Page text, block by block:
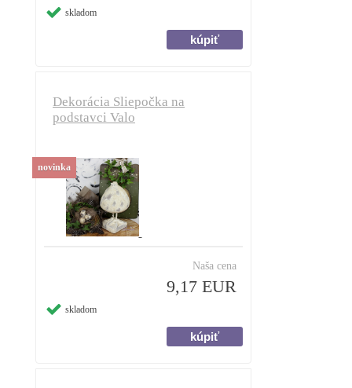
skladom
Dekorácia Sliepočka na
podstavci Valo
Naša cena
9,17 EUR
skladom
novinka